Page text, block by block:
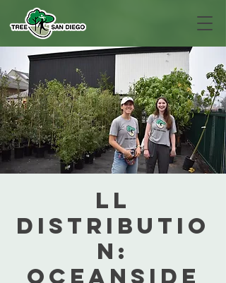
LL
Distributio
n:
Oceanside